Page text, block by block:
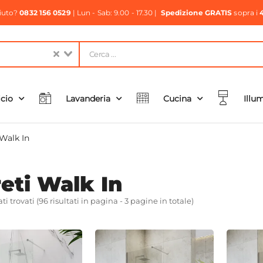
0832 156 0529| Lun - Sab: 9.00 - 17.30 | Spedizione GRATIS sopra i
Lavanderia Cucina
In
Walk In
trovati (96 risultati in pagina - 3 pagine in totale)